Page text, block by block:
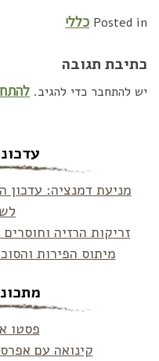
Posted in כללי
כתיבת תגובה
יש להתחבר כדי להגיב.
מניעת דמנציה: עדכון
זריקות הרזיה
מיתוס הפירות
פסטו
קינואה עם